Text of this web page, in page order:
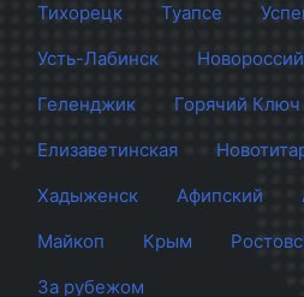
Тихорецк
Туапсе
Усть-Лабинск
Геленджик
Горячий Ключ
Елизаветинская
Хадыженск
Афипский
Майкоп
Крым
За рубежом